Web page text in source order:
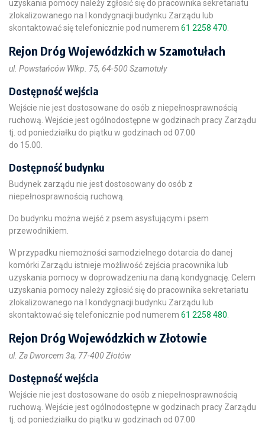
uzyskania pomocy należy zgłosić się do pracownika sekretariatu
zlokalizowanego na I kondygnacji budynku Zarządu lub
skontaktować się telefonicznie pod numerem 61 2258 470
Rejon Dróg Wojewódzkich w Szamotułach
ul. Powstańców Wlkp. 75, 64-500 Szamotuły
Dostępność wejścia
Wejście nie jest dostosowane do osób z niepełnosprawnością
ruchową. Wejście jest ogólnodostępne w godzinach pracy Zarządu
tj. od poniedziałku do piątku w godzinach od 07.00
do 15.00.
Dostępność budynku
Budynek zarządu nie jest dostosowany do osób z
niepełnosprawnością ruchową.
Do budynku można wejść z psem asystującym i psem
przewodnikiem.
W przypadku niemożności samodzielnego dotarcia do danej
komórki Zarządu istnieje możliwość zejścia pracownika lub
uzyskania pomocy w doprowadzeniu na daną kondygnację. Celem
uzyskania pomocy należy zgłosić się do pracownika sekretariatu
zlokalizowanego na I kondygnacji budynku Zarządu lub
skontaktować się telefonicznie pod numerem 61 2258 480
Rejon Dróg Wojewódzkich w Złotowie
ul. Za Dworcem 3a, 77-400 Złotów
Dostępność wejścia
Wejście nie jest dostosowane do osób z niepełnosprawnością
ruchową. Wejście jest ogólnodostępne w godzinach pracy Zarządu
tj. od poniedziałku do piątku w godzinach od 07.00